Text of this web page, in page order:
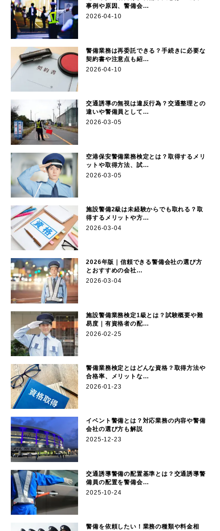
事例や原因、警備会…
2026-04-10
警備業務は再委託できる？手続きに必要な
契約書や注意点も紹…
2026-04-10
交通誘導の無視は違反行為？交通整理との
違いや警備員として…
2026-03-05
空港保安警備業務検定とは？取得するメリ
ットや取得方法、試…
2026-03-05
施設警備2級は未経験からでも取れる？取
得するメリットや方…
2026-03-04
2026年版｜信頼できる警備会社の選び方
とおすすめの会社…
2026-03-04
施設警備業務検定1級とは？試験概要や難
易度｜有資格者の配…
2026-02-25
警備業務検定とはどんな資格？取得方法や
合格率、メリットな…
2026-01-23
イベント警備とは？対応業務の内容や警備
会社の選び方も解説
2025-12-23
交通誘導警備の配置基準とは？交通誘導警
備員の配置を警備会…
2025-10-24
警備を依頼したい！業務の種類や料金相